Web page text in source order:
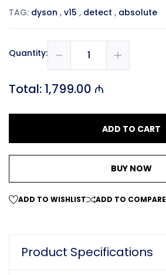
TAG: dyson , v15 , detect , absolute
Quantity:
Total: 1,799.00 ₼
ADD TO CART
BUY NOW
ADD TO WISHLIST ADD TO COMPARE
Product Specifications